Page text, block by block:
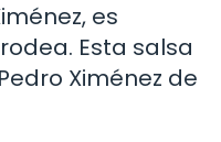
es
Esta salsa
Ximénez de